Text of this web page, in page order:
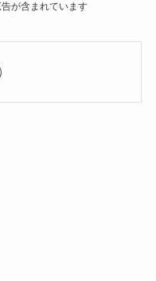
が含まれています